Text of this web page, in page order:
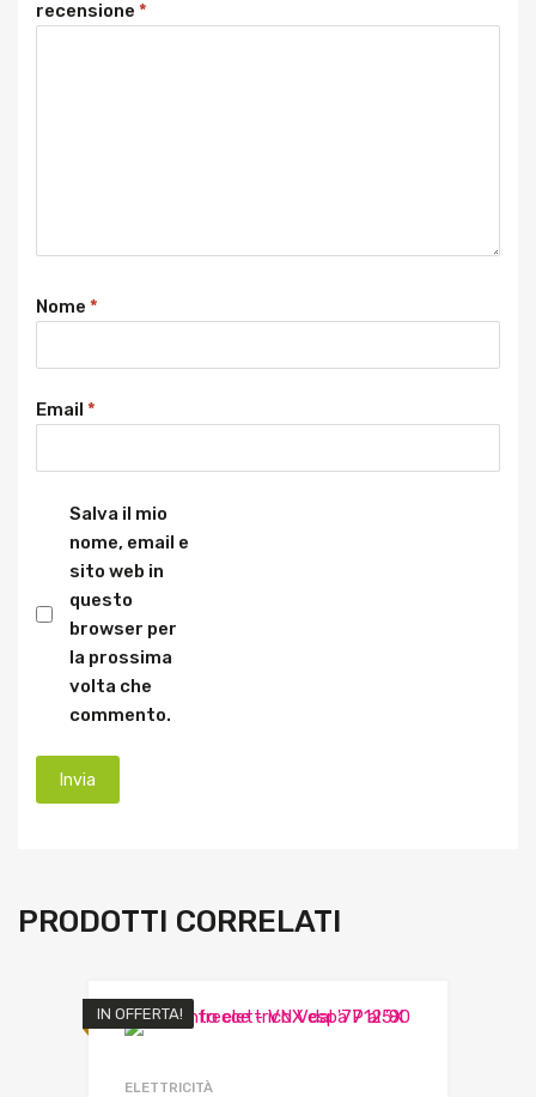
recensione *
Nome *
Email *
Salva il mio
nome, email e
sito web in
questo
browser per
la prossima
volta che
commento.
PRODOTTI CORRELATI
IN OFFERTA!
ELETTRICITÀ